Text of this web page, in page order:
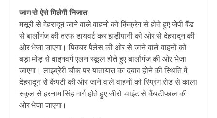
जाम से ऐसे मिलेगी निजात
मसूरी से देहरादून जाने वाले वाहनों को किंक्रेग से होते हुए जेपी बैंड
से बार्लोगंज की तरफ डायवर्ट कर झड़ीपानी की ओर से देहरादून की
ओर भेजा जाएगा। पिक्चर पैलेस की ओर से जाने वाले वाहनों को
बड़ा मोड़ से वाइनवर्ग एलन स्कूल होते हुए बार्लोगंज की ओर भेजा
जाएगा। लाइब्रेरी चौक पर यातायात का दबाव होने की स्थिति में
देहरादून से कैंपटी की ओर जाने वाले वाहनों को स्प्रिंग रोड से काला
स्कूल से हरनाम सिंह मार्ग होते हुए जीरो प्वाइंट से कैंपटीफाल की
ओर भेजा जाएगा।